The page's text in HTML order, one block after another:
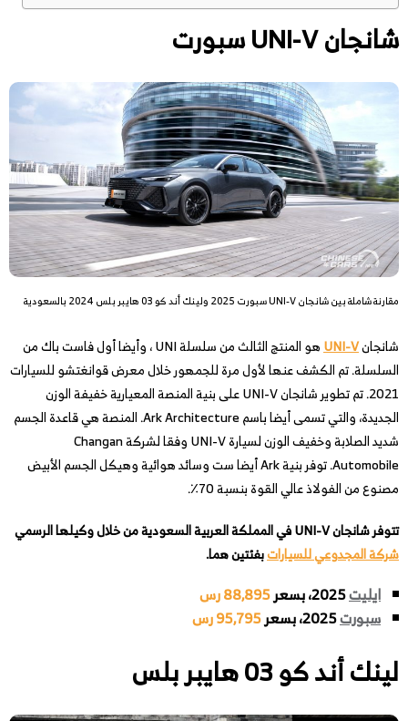
شانجان UNI-V سبورت
مقارنة شاملة بين شانجان UNI-V سبورت 2025 ولينك أند كو 03 هايبر بلس 2024 بالسعودية
شانجانUNI-V
هو المنتج الثالث من سلسلة UNI ، وأيضا أول فاست باك من
السلسلة. تم الكشف عنها لأول مرة للجمهور خلال معرض قوانغتشو للسيارات
2021. تم تطوير شانجان UNI-V على بنية المنصة المعيارية خفيفة الوزن
الجديدة، والتي تسمى أيضا باسم Ark Architecture. المنصة هي قاعدة الجسم
شديد الصلابة وخفيف الوزن لسيارة UNI-V وفقا لشركة Changan
Automobile. توفر بنية Ark أيضا ست وسائد هوائية وهيكل الجسم الأبيض
مصنوع من الفولاذ عالي القوة بنسبة 70٪.
تتوفر شانجان UNI-V في المملكة العربية السعودية
من خلال وكيلها الرسمي
شركة المجدوعي للسياراتبفئتين هما.
ايليت
88,895 رس
سبورت
95,795 رس
لينك أند كو 03 هايبر بلس